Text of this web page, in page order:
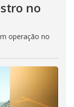
no
operação no